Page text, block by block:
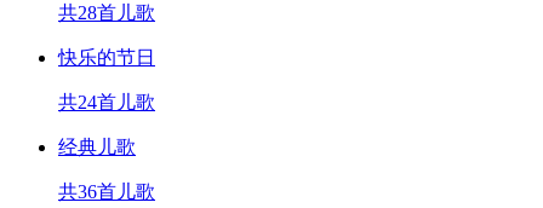
共28首儿歌
快乐的节日
共24首儿歌
经典儿歌
共36首儿歌